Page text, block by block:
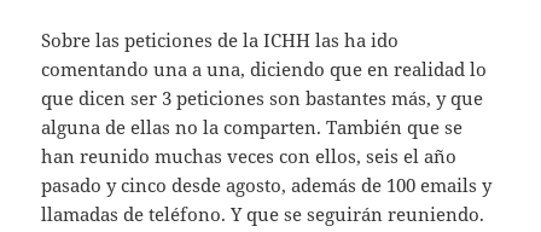
Sobre las peticiones de la ICHH las ha ido
comentando una a una, diciendo que en realidad lo
que dicen ser 3 peticiones son bastantes más, y que
alguna de ellas no la comparten. También que se
han reunido muchas veces con ellos, seis el año
pasado y cinco desde agosto, además de 100 emails y
llamadas de teléfono. Y que se seguirán reuniendo.